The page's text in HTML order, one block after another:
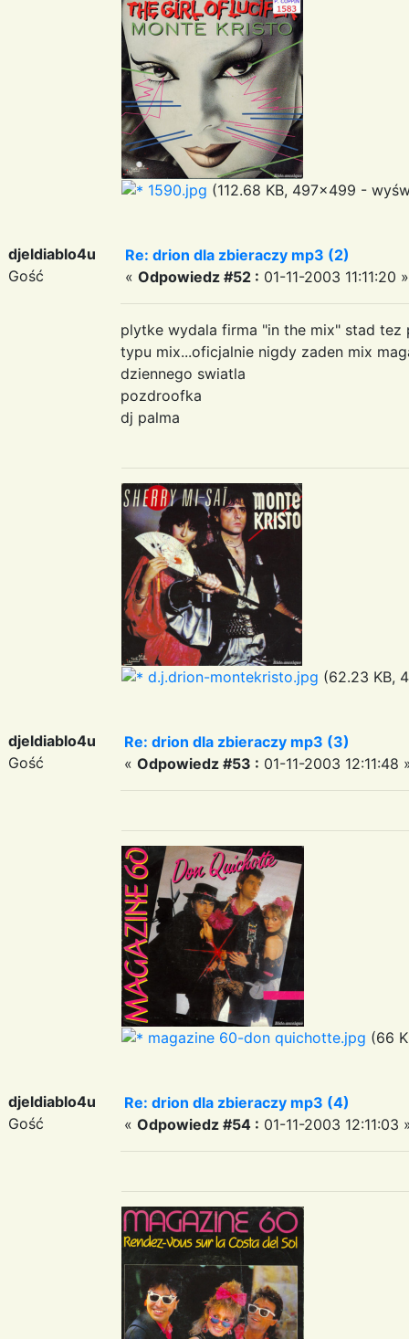
1590.jpg (112.68 KB, 497x499 -
djeldiablo4u
Gość
Re: drion dla zbieraczy mp3 (2)
« Odpowiedz #52 : 01-11-2003 11:11:20 »
plytke wydala firma "in the mix" stad
typu mix...oficjalnie nigdy zaden mix
dziennego swiatla
pozdroofka
dj palma
d.j.drion-montekristo.jpg (62.23 KB,
djeldiablo4u
Gość
Re: drion dla zbieraczy mp3 (3)
« Odpowiedz #53 : 01-11-2003 12:11:48
magazine 60-don quichotte.jpg (66
djeldiablo4u
Gość
Re: drion dla zbieraczy mp3 (4)
« Odpowiedz #54 : 01-11-2003 12:11:03